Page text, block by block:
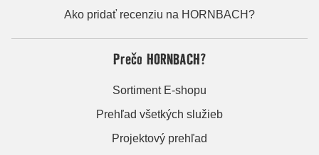
Ako pridať recenziu na HORNBACH?
Prečo HORNBACH?
Sortiment E-shopu
Prehľad všetkých služieb
Projektový prehľad